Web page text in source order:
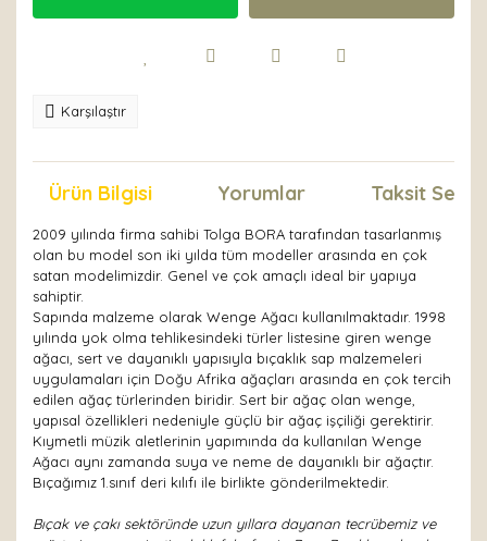
Karşılaştır
Ürün Bilgisi Yorumlar Taksit
2009 yılında firma sahibi Tolga BORA tarafından tasarlanmış
olan bu model son iki yılda tüm modeller arasında en çok
satan modelimizdir. Genel ve çok amaçlı ideal bir yapıya
sahiptir.
Sapında malzeme olarak Wenge Ağacı kullanılmaktadır. 1998
yılında yok olma tehlikesindeki türler listesine giren wenge
ağacı, sert ve dayanıklı yapısıyla bıçaklık sap malzemeleri
uygulamaları için Doğu Afrika ağaçları arasında en çok tercih
edilen ağaç türlerinden biridir. Sert bir ağaç olan wenge,
yapısal özellikleri nedeniyle güçlü bir ağaç işçiliği gerektirir.
Kıymetli müzik aletlerinin yapımında da kullanılan Wenge
Ağacı aynı zamanda suya ve neme de dayanıklı bir ağaçtır.
Bıçağımız 1.sınıf deri kılıfı ile birlikte gönderilmektedir.
Bıçak ve çakı sektöründe uzun yıllara dayanan tecrübemiz ve